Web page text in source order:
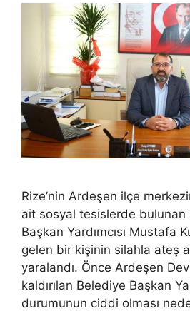
Rize’nin Ardeşen ilçe
ait sosyal tesislerde bulunan
Başkan Yardımcısı Mustafa
gelen bir kişinin silahla ateş
yaralandı. Önce Ardeşen
kaldırılan Belediye Başkan
durumunun ciddi olması